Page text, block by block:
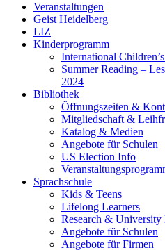
Veranstaltungen
Geist Heidelberg
LIZ
Kinderprogramm
International
Summer Reading –
2024
Bibliothek
Öffnungszeiten &
Mitgliedschaft &
Katalog & Medien
Angebote für Schulen
US Election Info
Sprachschule
Kids & Teens
Lifelong Learners
Research &
Angebote für Schulen
Angebote für Firmen